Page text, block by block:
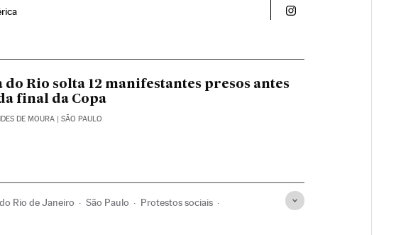
Politica El País Brasil
do Rio solta 12 manifestantes presos antes
final da Copa
DE MOURA | SÃO PAULO
Rio de Janeiro São Paulo Protestos sociais